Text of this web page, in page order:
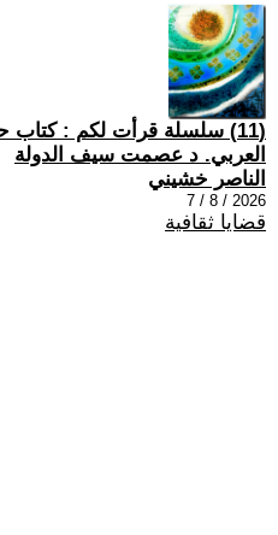
(11) سلسلة قرأت لكم : كتاب
العربي. د عصمت سيف الدولة
الناصر خشيني
2026 / 8 / 7
قضايا ثقافية